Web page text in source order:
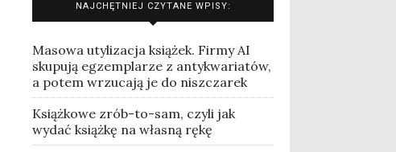
NAJCHĘTNIEJ CZYTANE WPISY:
Masowa utylizacja książek. Firmy AI
skupują egzemplarze z antykwariatów,
a potem wrzucają je do niszczarek
Książkowe zrób-to-sam, czyli jak
wydać książkę na własną rękę